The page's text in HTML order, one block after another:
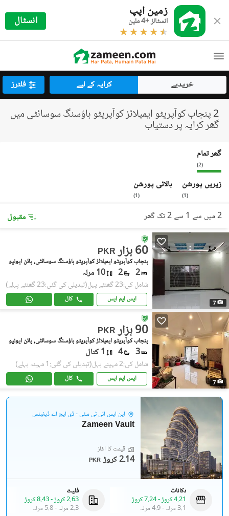
زمین اپپ
انسٹالز +4 ملین انسٹال
خریدیے کرایہ کے لیے فلٹرز
2 پنجاب کوآپریٹو ایمپلائز کوآپریٹو ہاؤسنگ سوسائٹی میں
گھر کرایہ پر دستیاب
گھر تمام
(
2
)
زیریں پورشن
(
1
)
بالائی پورشن
(
1
)
2 میں سے 1 سے 2 تک گھر مقبول
7
PKR 60 ہزار
پنجاب کوآپریٹو ایمپلائز کوآپریٹو ہاؤسنگ سوسائٹی, پائن ایونیو
2
2 10 مرلہ
شامل کی:23 گھنٹے پہل (تبدیلی کی گئی:23 گھنٹے پہلے)
ایس ایم ایس کال
7
PKR 90 ہزار
پنجاب کوآپریٹو ایمپلائز کوآپریٹو ہاؤسنگ سوسائٹی, پائن ایونیو
3
4 1 کنال
شامل کی:2 مہینے پہل (تبدیلی کی گئی:1 مہینہ پہلے)
ایس ایم ایس کال
این ایس آئی ٹی سٹی - ڈی ایچ اے ڈیفینس
Zameen Vault
قیمت کا آغاز
PKR 2.14 کروڑ
دکانات
4.21 کروڑ
-7.24 کروڑ
3.1 مرلہ
-4.9 مرلہ
فلیٹ
2.63 کروڑ
-8.43 کروڑ
2.3 مرلہ
-5.8 مرلہ